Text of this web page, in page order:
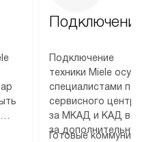
Подключение
техники Miele
специалистами
сервисного
за МКАД и КАД
за
Готовые